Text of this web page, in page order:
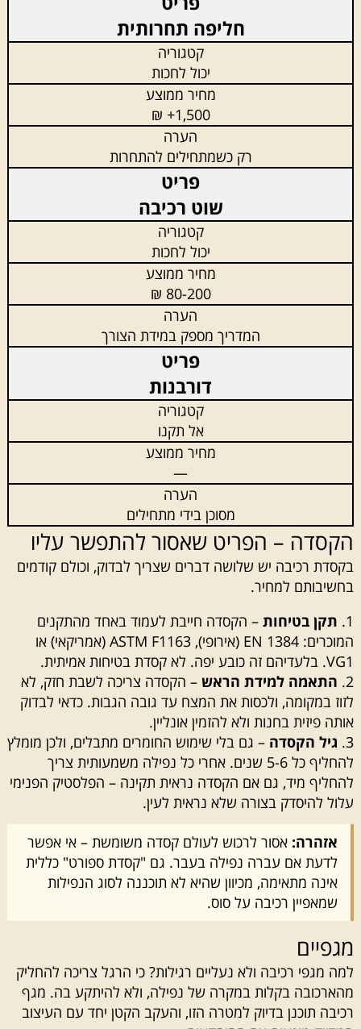
חליפה תחרותית
יכול לחכות
1,500+ ₪
רק כשמתחילים להתחרות
שוט רכיבה
יכול לחכות
80-200 ₪
המדריך מספק במידת הצורך
דורבנות
אל תקנו
—
מסוכן בידי מתחילים
הקסדה – הפריט שאסור להתפשר עליו
בקסדת רכיבה יש שלושה דברים שצריך לבדוק, וכולם קודמים
בחשיבותם למחיר.
תקן בטיחות– הקסדה חייבת לעמוד באחד מהתקנים
המוכרים: EN 1384 (אירופי), ASTM F1163 (אמריקאי) או
VG1. בלעדיהם זה כובע יפה. לא קסדת בטיחות אמיתית.
התאמה למידת הראש – הקסדה צריכה לשבת חזק, לא
לזוז במקומה, ולכסות את המצח עד גובה הגבות. כדאי לבדוק
אותה פיזית בחנות ולא להזמין אונליין.
גיל הקסדה – גם בלי שימוש החומרים מתבלים, ולכן מומלץ
להחליף כל 5-6 שנים. אחרי כל נפילה משמעותית צריך
להחליף מיד, גם אם הקסדה נראית תקינה – הפלסטיק הפנימי
עלול להיסדק בצורה שלא נראית לעין.
אזהרה: אסור לרכוש לעולם קסדה משומשת – אי אפשר
לדעת אם עברה נפילה בעבר. גם "קסדת ספורט" כללית
אינה מתאימה, מכיוון שהיא לא תוכננה לסוג הנפילות
שמאפיין רכיבה על סוס.
מגפיים
למה מגפי רכיבה ולא נעליים רגילות? כי הרגל צריכה להחליק
מהארכובה בקלות במקרה של נפילה, ולא להיתקע בה. מגף
רכיבה תוכנן בדיוק למטרה הזו, והעקב הקטן יחד עם העיצוב